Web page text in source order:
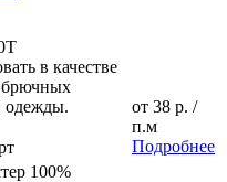
в качестве
брючных
одежды.
100%
от 38 р. /
п.м
Подробнее